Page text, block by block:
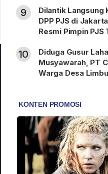
9
Dilantik Langsung
DPP PJS di
Resmi Pimpin PJS
10
Diduga Gusur
Musyawarah, PT
Warga Desa